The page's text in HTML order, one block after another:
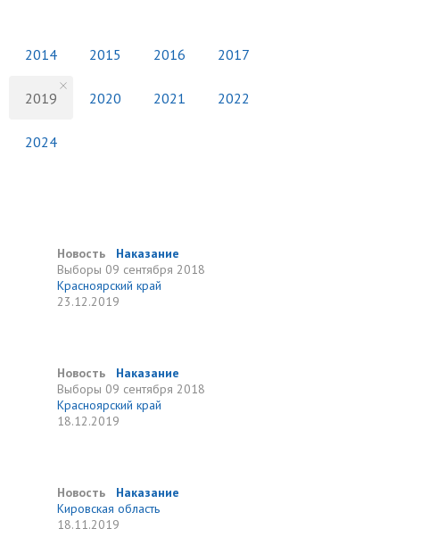
2014 2015 2016 2017
2019 2020 2021 2022
2024
Новость
Наказание
Выборы 09 сентября 2018
Красноярский край
23.12.2019
Новость
Наказание
Выборы 09 сентября 2018
Красноярский край
18.12.2019
Новость
Наказание
Кировская область
18.11.2019